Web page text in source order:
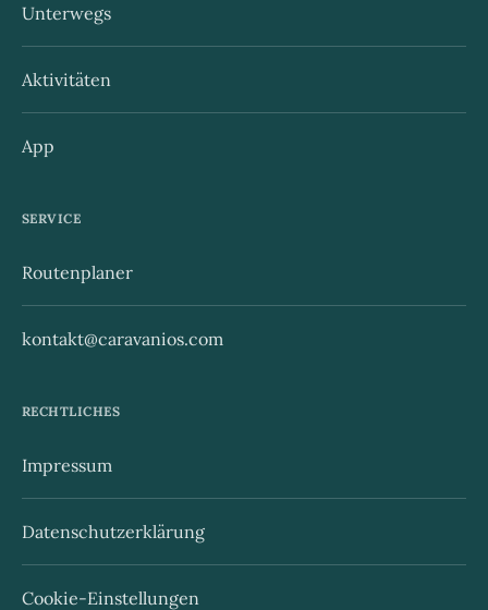
Unterwegs
Aktivitäten
App
SERVICE
Routenplaner
kontakt@caravanios.com
RECHTLICHES
Impressum
Datenschutzerklärung
Cookie-Einstellungen